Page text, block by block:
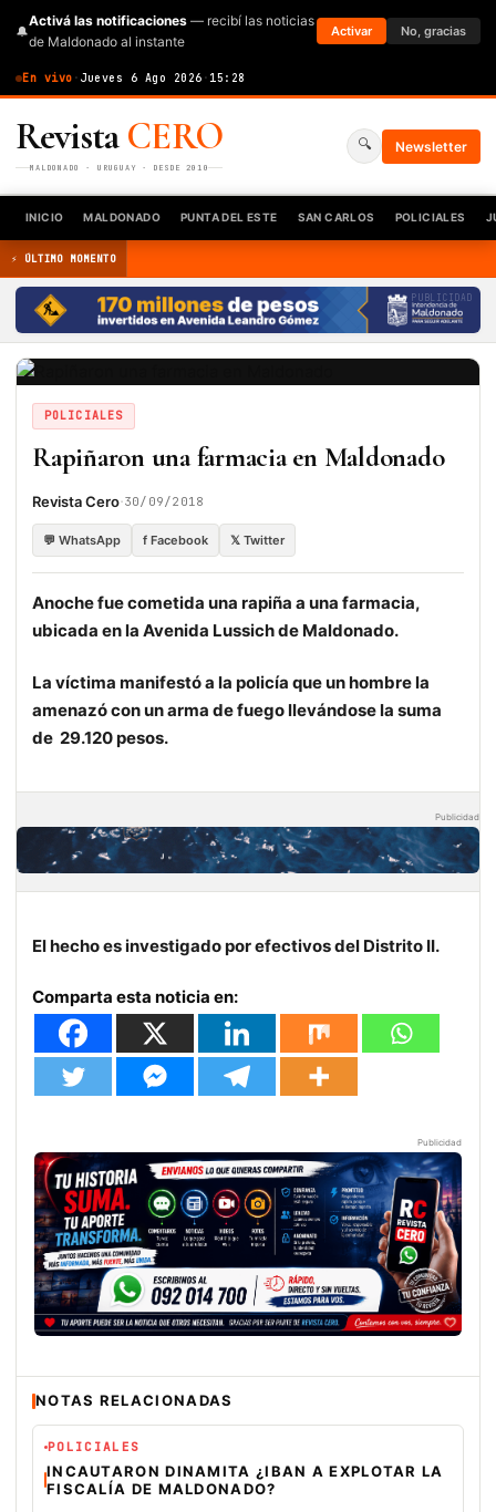
🔔
Activá las notificaciones — recibí las noticias
de Maldonado al instante
Activar No, gracias
En vivo · Jueves 6 Ago 2026 · 15:28
RevistaCERO
MALDONADO · URUGUAY · DESDE 2010
🔍 Newsletter
INICIO MALDONADO PUNTA DEL ESTE SAN CARLOS POLICIALES
⚡ ÚLTIMO MOMENTO
PUBLICIDAD
POLICIALES
Rapiñaron una farmacia en Maldonado
Revista Cero·30/09/2018
💬 WhatsApp f Facebook 𝕏 Twitter
Anoche fue cometida una rapiña a una farmacia,
ubicada en la Avenida Lussich de Maldonado.
La víctima manifestó a la policía que un hombre la
amenazó con un arma de fuego llevándose la suma
de 29.120 pesos.
Publicidad
El hecho es investigado por efectivos del Distrito II.
Comparta esta noticia en:
Publicidad
NOTAS RELACIONADAS
POLICIALES
INCAUTARON DINAMITA ¿IBAN A EXPLOTAR LA
FISCALÍA DE MALDONADO?